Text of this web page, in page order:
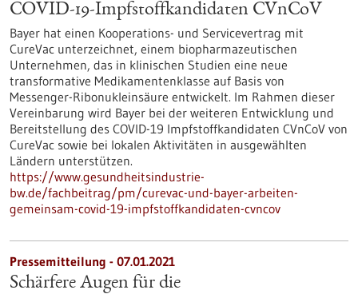
COVID-19-Impfstoffkandidaten CVnCoV
Bayer hat einen Kooperations- und Servicevertrag mit
CureVac unterzeichnet, einem biopharmazeutischen
Unternehmen, das in klinischen Studien eine neue
transformative Medikamentenklasse auf Basis von
Messenger-Ribonukleinsäure entwickelt. Im Rahmen dieser
Vereinbarung wird Bayer bei der weiteren Entwicklung und
Bereitstellung des COVID-19 Impfstoffkandidaten CVnCoV von
CureVac sowie bei lokalen Aktivitäten in ausgewählten
Ländern unterstützen.
https://www.gesundheitsindustrie-
bw.de/fachbeitrag/pm/curevac-und-bayer-arbeiten-
gemeinsam-covid-19-impfstoffkandidaten-cvncov
Pressemitteilung - 07.01.2021
Schärfere Augen für die